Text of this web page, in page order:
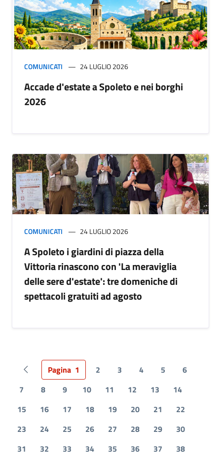
COMUNICATI 24 LUGLIO 2026
Accade d'estate a Spoleto e nei borghi
2026
COMUNICATI 24 LUGLIO 2026
A Spoleto i giardini di piazza della
Vittoria rinascono con 'La meraviglia
delle sere d'estate': tre domeniche di
spettacoli gratuiti ad agosto
Pagina precedente
Pagina 1 2 3 4 5
6
7
8 9 10 11 12 13
14
15
16 17 18 19 20 21
22
23
24 25 26 27 28 29
30
31
32 33 34 35 36 37
38